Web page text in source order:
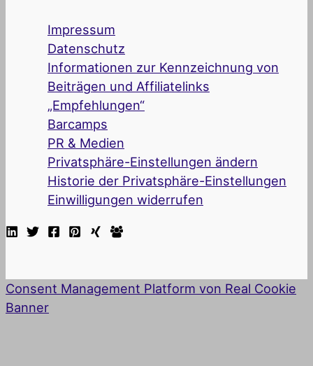
Impressum
Datenschutz
Informationen zur Kennzeichnung von
Beiträgen und Affiliatelinks
„Empfehlungen“
Barcamps
PR & Medien
Privatsphäre-Einstellungen ändern
Historie der Privatsphäre-Einstellungen
Einwilligungen widerrufen
Consent Management Platform von Real Cookie
Banner